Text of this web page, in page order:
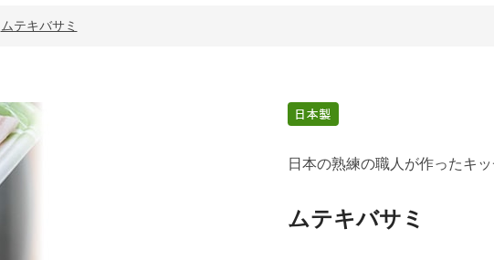
ムテキバサミ
日本の熟練の職人が作ったキ
ムテキバサミ